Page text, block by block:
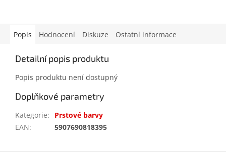
Popis Hodnocení Diskuze Ostatní informace
Detailní popis produktu
Popis produktu není dostupný
Doplňkové parametry
Kategorie:
Prstové barvy
EAN: 5907690818395